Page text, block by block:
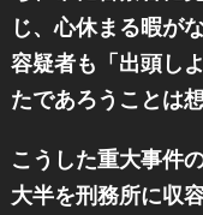
じ、心休まる暇が
容疑者も「出頭し
たであろうことは
こうした重大事件
大半を刑務所に収